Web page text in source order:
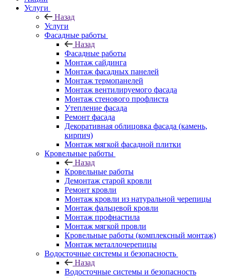
Услуги
Назад
Услуги
Фасадные работы
Назад
Фасадные работы
Монтаж сайдинга
Монтаж фасадных панелей
Монтаж термопанелей
Монтаж вентилируемого фасада
Монтаж стенового профлиста
Утепление фасада
Ремонт фасада
Декоративная облицовка фасада (камень,
кирпич)
Монтаж мягкой фасадной плитки
Кровельные работы
Назад
Кровельные работы
Демонтаж старой кровли
Ремонт кровли
Монтаж кровли из натуральной черепицы
Монтаж фальцевой кровли
Монтаж профнастила
Монтаж мягкой провли
Кровельные работы (комплексный монтаж)
Монтаж металлочерепицы
Водосточные системы и безопасность
Назад
Водосточные системы и безопасность